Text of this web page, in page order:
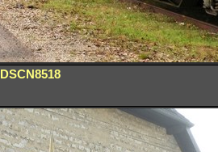
DSCN8518